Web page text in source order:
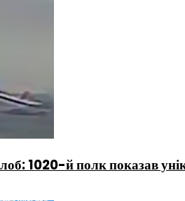
1020-й полк показав